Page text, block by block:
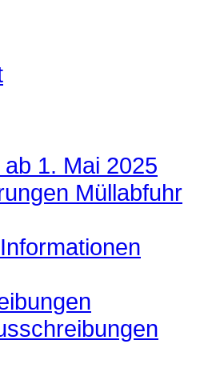
ab 1. Mai 2025
Müllabfuhr